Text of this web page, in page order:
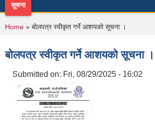
सूचना
You are here
Home » बोलपत्र स्वीकृत गर्ने आशयको सूचना ।
बोलपत्र स्वीकृत गर्ने आशयको सूचना ।
Submitted on: Fri, 08/29/2025 - 16:02